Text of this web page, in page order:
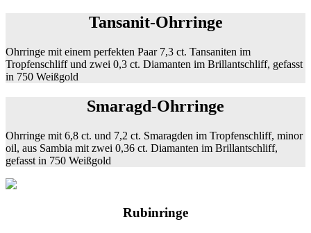
Tansanit-Ohrringe
Ohrringe mit einem perfekten Paar 7,3 ct. Tansaniten im
Tropfenschliff und zwei 0,3 ct. Diamanten im Brillantschliff, gefasst
in 750 Weißgold
Smaragd-Ohrringe
Ohrringe mit 6,8 ct. und 7,2 ct. Smaragden im Tropfenschliff, minor
oil, aus Sambia mit zwei 0,36 ct. Diamanten im Brillantschliff,
gefasst in 750 Weißgold
Rubinringe